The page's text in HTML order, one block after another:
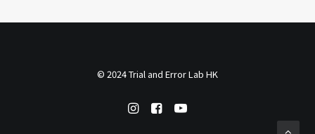
© 2024 Trial and Error Lab HK